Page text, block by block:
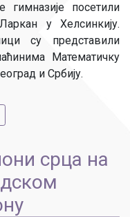
гимназије посетили
у Хелсинкију.
су представили
Математичку
и Србију.
срца на